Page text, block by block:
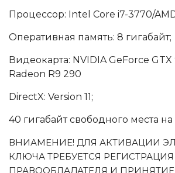
Процессор: Intel Core i7-3770/
Оперативная память: 8 гигабайт;
Видеокарта: NVIDIA GeForce GTX
Radeon R9 290
DirectX: Version 11;
40 гигабайт свободного места
ВНИАМЕНИЕ! ДЛЯ АКТИВАЦИИ
КЛЮЧА ТРЕБУЕТСЯ
ПРАВООБЛАДАТЕЛЯ И